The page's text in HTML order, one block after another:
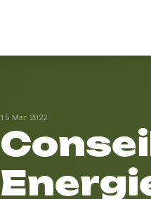
15 Mar 2022